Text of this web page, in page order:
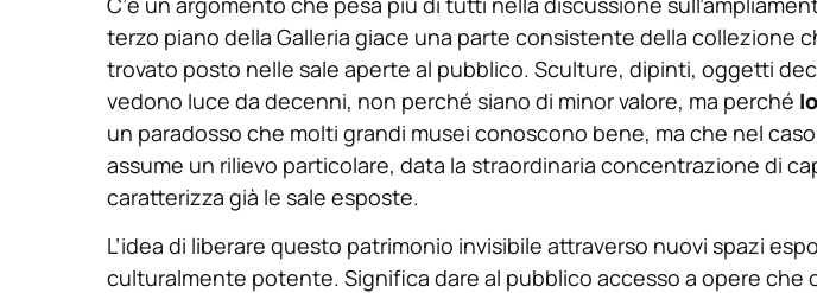
terzo piano della Galleria giace una parte consistente della collezione
trovato posto nelle sale aperte al pubblico. Sculture, dipinti, oggetti
vedono luce da decenni, non perché siano di minor valore, ma perché
un paradosso che molti grandi musei conoscono bene, ma che nel
assume un rilievo particolare, data la straordinaria concentrazione di
caratterizza già le sale esposte.
L’idea di liberare questo patrimonio invisibile attraverso nuovi spazi
culturalmente potente. Significa dare al pubblico accesso a opere che